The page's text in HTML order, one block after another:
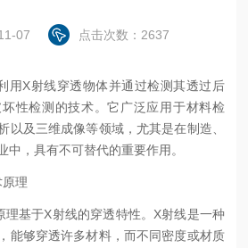
07 点击次数：2637
用X射线穿透物体并通过检测其透过后
性检测的技术。它广泛应用于材料检
以及三维成像等领域，尤其是在制造、
中，具有不可替代的重要作用。
原理
理基于X射线的穿透特性。X射线是一种
能够穿透许多材料，而不同密度或材质